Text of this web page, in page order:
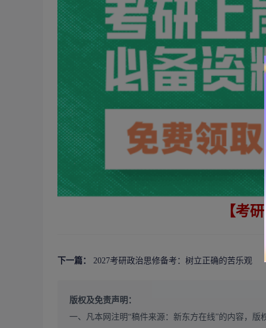
【考
下一篇： 2027考研政治思修备考：树立正确的苦乐观
版权及免责声明：
一、凡本网注明“稿件来源：新东方在线”的内容，